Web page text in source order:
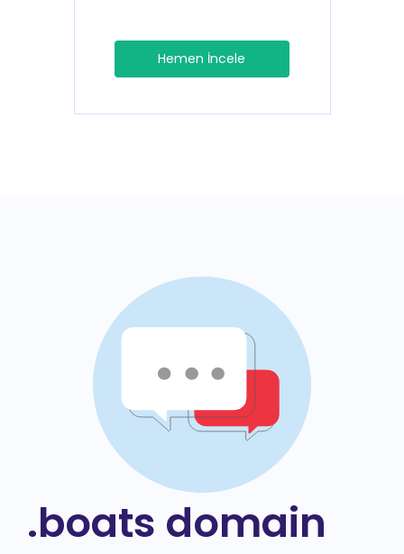
Hemen İncele
.boats domain